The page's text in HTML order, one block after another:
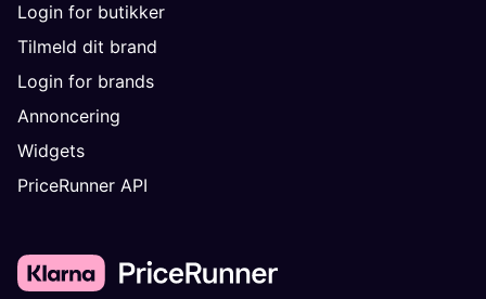
Login for butikker
Tilmeld dit brand
Login for brands
Annoncering
Widgets
PriceRunner API